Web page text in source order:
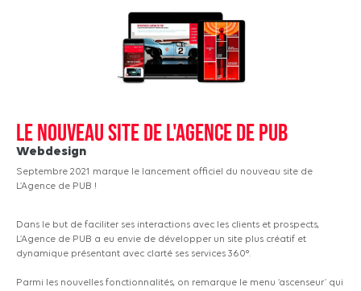
le nouveau site de l'agence de pub
Webdesign
Septembre 2021 marque le lancement officiel du nouveau site de
L’Agence de PUB !
Dans le but de faciliter ses interactions avec les clients et prospects,
L’Agence de PUB a eu envie de développer un site plus créatif et
dynamique présentant avec clarté ses services 360°.
Parmi les nouvelles fonctionnalités, on remarque le menu ‘ascenseur’ qui